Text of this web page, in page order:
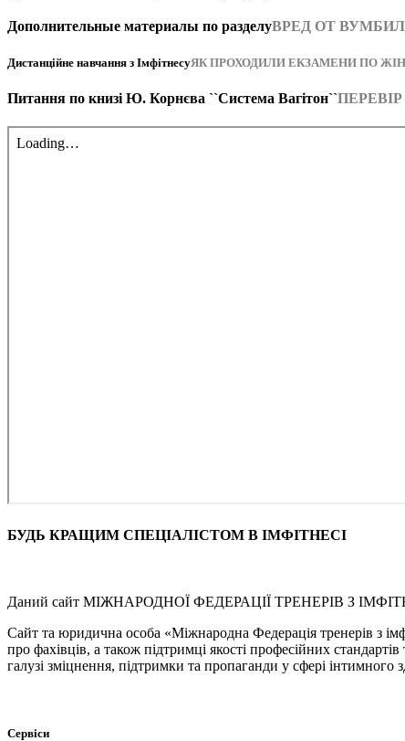
Дополнительные материалы по разделуВРЕД ОТ
Дистанційне навчання з ІмфітнесуЯК ПРОХОДИЛИ ЕКЗАМЕНИ ПО
Питання по книзі Ю. Корнєва ``Система Вагітон``
БУДЬ КРАЩИМ СПЕЦІАЛІСТОМ В ІМФІТНЕСІ
Даний сайт МІЖНАРОДНОЇ ФЕДЕРАЦІЇ ТРЕНЕРІВ З
Сайт та юридична особа «Міжнародна Федерація тренерів з
про фахівців, а також підтримці якості професійних
галузі зміцнення, підтримки та пропаганди у сфері інтимного
Сервіси